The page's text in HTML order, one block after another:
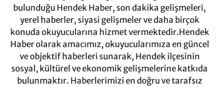
bulunduğu Hendek Haber, son dakika gelişmeleri,
yerel haberler, siyasi gelişmeler ve daha birçok
konuda okuyucularına hizmet vermektedir.Hendek
Haber olarak amacımız, okuyucularımıza en güncel
ve objektif haberleri sunarak, Hendek ilçesinin
sosyal, kültürel ve ekonomik gelişmelerine katkıda
bulunmaktır. Haberlerimizi en doğru ve tarafsız